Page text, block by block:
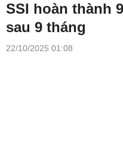
SSI hoàn thành
sau 9 tháng
22/10/2025 01:08